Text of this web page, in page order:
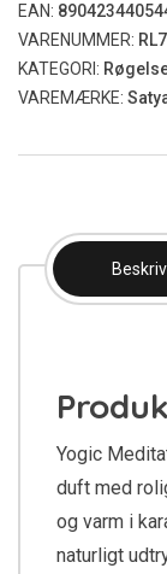
EAN:
VARENUMMER:
KATEGORI:
VAREMÆRKE:
Yogic
duft med
og varm i
naturligt